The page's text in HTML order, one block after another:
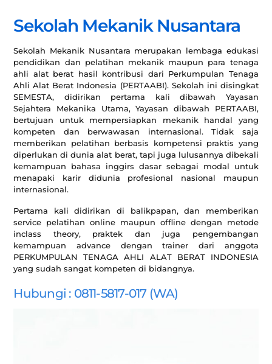
Sekolah Mekanik Nusantara
Sekolah Mekanik Nusantara merupakan lembaga edukasi
pendidikan dan pelatihan mekanik maupun para tenaga
ahli alat berat hasil kontribusi dari Perkumpulan Tenaga
Ahli Alat Berat Indonesia (PERTAABI). Sekolah ini disingkat
SEMESTA, didirikan pertama kali dibawah Yayasan
Sejahtera Mekanika Utama, Yayasan dibawah PERTAABI,
bertujuan untuk mempersiapkan mekanik handal yang
kompeten dan berwawasan internasional. Tidak saja
memberikan pelatihan berbasis kompetensi praktis yang
diperlukan di dunia alat berat, tapi juga lulusannya dibekali
kemampuan bahasa inggirs dasar sebagai modal untuk
menapaki karir didunia profesional nasional maupun
internasional.
Pertama kali didirikan di balikpapan, dan memberikan
service pelatihan online maupun offline dengan metode
inclass theory, praktek dan juga pengembangan
kemampuan advance dengan trainer dari anggota
PERKUMPULAN TENAGA AHLI ALAT BERAT INDONESIA
yang sudah sangat kompeten di bidangnya.
Hubungi : 0811-5817-017 (WA)